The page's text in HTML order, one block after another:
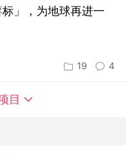
」，为地球再进一
19 4
目